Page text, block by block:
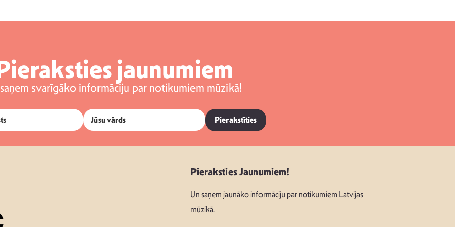
jaunumiem
svarīgāko informāciju par notikumiem mūzikā!
Pierakstīties
Pieraksties Jaunumiem!
Un saņem jaunāko informāciju par notikumiem Latvijas
mūzikā.